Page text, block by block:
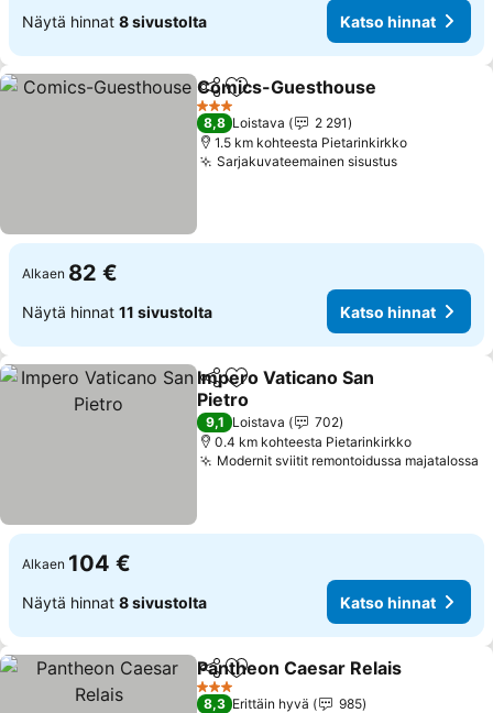
Näytä hinnat 8 sivustolta Katso hinnat
Jaa Lisää suosikkeihin
Comics-Guesthouse
3 Tähtiluokitus
8,8 Loistava
2 291
1.5 km kohteesta Pietarinkirkko
Sarjakuvateemainen sisustusKatso
Alkaen 82 €
Näytä hinnat 11 sivustolta Katso hinnat
Jaa Lisää suosikkeihin
Impero Vaticano San
Pietro
Katso hinnat
9,1 Loistava
702
0.4 km kohteesta Pietarinkirkko
Modernit sviitit remontoidussa majatalossa
Alkaen 104 €
Näytä hinnat 8 sivustolta Katso hinnat
Jaa Lisää suosikkeihin
Pantheon Caesar Relais
3 Tähtiluokitus
8,3 Erittäin hyvä
985